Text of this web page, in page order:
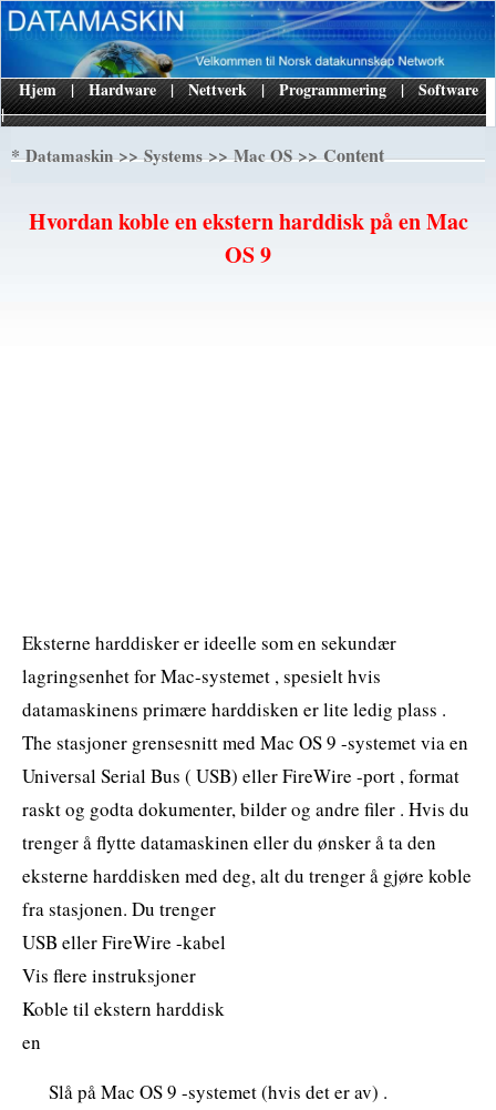
|
Hjem | Hardware | Nettverk | Programmering | Software
*Datamaskin>>Systems>>Mac OS>> Content
Hvordan koble en ekstern harddisk på en Mac
OS 9
Eksterne harddisker er ideelle som en sekundær
lagringsenhet for Mac-systemet , spesielt hvis
datamaskinens primære harddisken er lite ledig plass .
The stasjoner grensesnitt med Mac OS 9 -systemet via en
Universal Serial Bus ( USB) eller FireWire -port , format
raskt og godta dokumenter, bilder og andre filer . Hvis du
trenger å flytte datamaskinen eller du ønsker å ta den
eksterne harddisken med deg, alt du trenger å gjøre koble
fra stasjonen. Du trenger
USB eller FireWire -kabel
Vis flere instruksjoner
Koble til ekstern harddisk
en
Slå på Mac OS 9 -systemet (hvis det er av) .